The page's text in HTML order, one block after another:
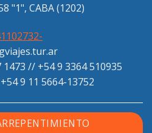
1473//+54 9 3364 510935
+54 9 11 5664-13752